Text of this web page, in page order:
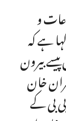
و
ہے کہ
بیرون
خان
بی کے